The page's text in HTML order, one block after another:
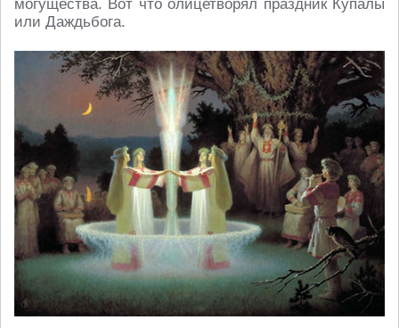
могущества. Вот что олицетворял праздник Купалы
или Даждьбога.